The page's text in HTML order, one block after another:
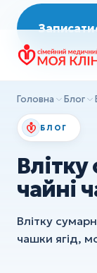
Врач
Вакцинація
УЗД
ХІРУРГІЯ
Дитяча
Всі послуги
Головна Блог
БЛОГ
Влітку
чайні
Влітку
чашки ягід,